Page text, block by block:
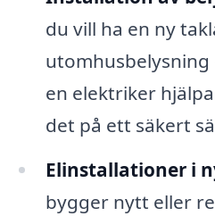
du vill ha en ny
en elektriker
det på ett säkert
Elinstallationer i
bygger nytt eller